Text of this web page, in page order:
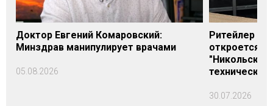
Доктор Евгений Комаровский:
Минздрав манипулирует врачами
05.08.2026
Ритейлер
откроется
технических
30.07.2026